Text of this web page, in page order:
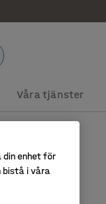
Våra tjänster
enhet för
bistå i våra